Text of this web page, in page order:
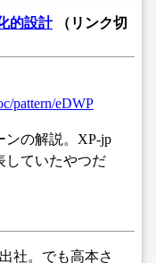
的設計（リンク切
pattern/eDWP
ンの解説。XP-jp
していたやつだ
社。でも高本さ